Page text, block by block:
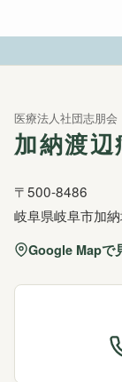
医療法人社団志朋会
加納渡辺
〒500-8486
岐阜県岐阜市加
Google Mapで